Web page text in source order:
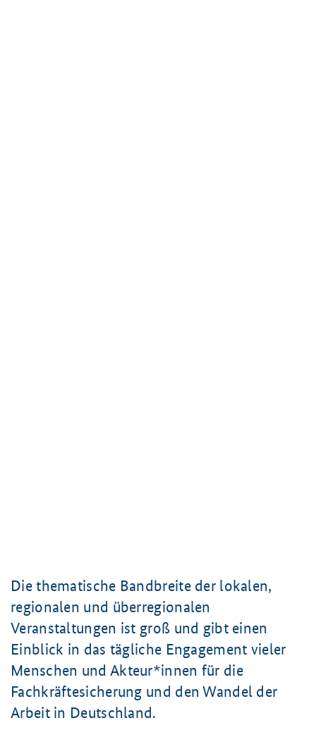
Die thematische Bandbreite der lokalen,
regionalen und überregionalen
Veranstaltungen ist groß und gibt einen
Einblick in das tägliche Engagement vieler
Menschen und Akteur*innen für die
Fachkräftesicherung und den Wandel der
Arbeit in Deutschland.